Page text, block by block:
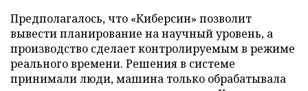
Предполагалось, что «Киберсин» позволит
вывести планирование на научный уровень, а
производство сделает контролируемым в режиме
реального времени. Решения в системе
принимали люди, машина только обрабатывала